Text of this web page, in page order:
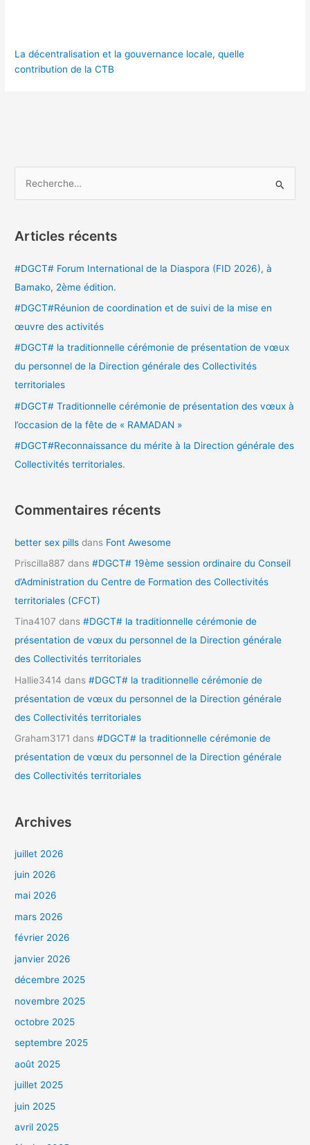
La décentralisation et la gouvernance locale, quelle
contribution de la CTB
h
r
:
Articles récents
#DGCT# Forum International de la Diaspora (FID 2026), à
Bamako, 2ème édition.
#DGCT#Réunion de coordination et de suivi de la mise en
œuvre des activités
#DGCT# la traditionnelle cérémonie de présentation de vœux
du personnel de la Direction générale des Collectivités
territoriales
#DGCT# Traditionnelle cérémonie de présentation des vœux à
l’occasion de la fête de « RAMADAN »
#DGCT#Reconnaissance du mérite à la Direction générale des
Collectivités territoriales.
Commentaires récents
better sex pills dans Font Awesome
Priscilla887 dans#DGCT# 19ème session ordinaire du Conseil
d’Administration du Centre de Formation des Collectivités
territoriales (CFCT)
Tina4107 dans#DGCT# la traditionnelle cérémonie de
présentation de vœux du personnel de la Direction générale
des Collectivités territoriales
Hallie3414 dans#DGCT# la traditionnelle cérémonie de
présentation de vœux du personnel de la Direction générale
des Collectivités territoriales
Graham3171 dans#DGCT# la traditionnelle cérémonie de
présentation de vœux du personnel de la Direction générale
des Collectivités territoriales
Archives
juillet 2026
juin 2026
mai 2026
mars 2026
février 2026
janvier 2026
décembre 2025
novembre 2025
octobre 2025
septembre 2025
août 2025
juillet 2025
juin 2025
avril 2025